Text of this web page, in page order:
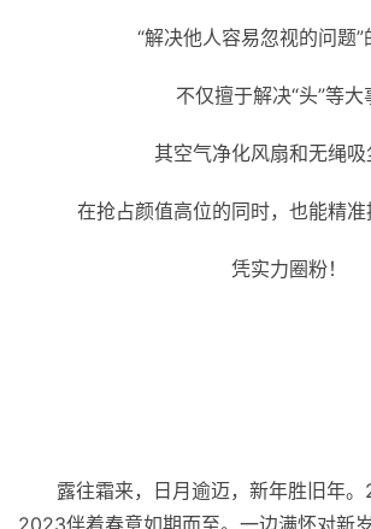
“解决他人容易忽视的问题”
不仅擅于解决“头”等大
其空气净化风扇和无绳吸
在抢占颜值高位的同时，也能精准
凭实力圈粉！
露往霜来，日月逾迈，新年胜旧年。
2023伴着春意如期而至。一边满怀对新